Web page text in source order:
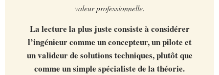
valeur professionnelle.
La lecture la plus juste consiste à considérer
l’ingénieur comme un concepteur, un pilote et
un valideur de solutions techniques, plutôt que
comme un simple spécialiste de la théorie.